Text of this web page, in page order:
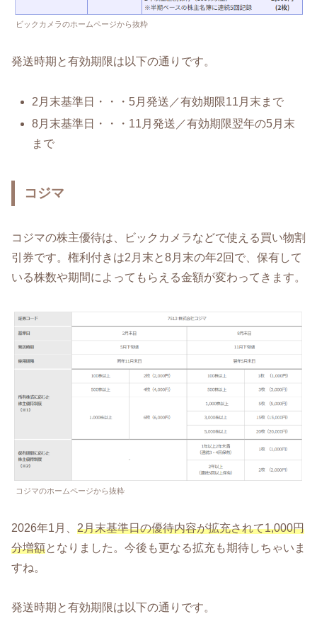
ビックカメラのホームページから抜粋
発送時期と有効期限は以下の通りです。
2月末基準日・・・5月発送／有効期限11月末まで
8月末基準日・・・11月発送／有効期限翌年の5月末
まで
コジマ
コジマの株主優待は、ビックカメラなどで使える買い物割
引券です。権利付きは2月末と8月末の年2回で、保有して
いる株数や期間によってもらえる金額が変わってきます。
コジマのホームページから抜粋
2026年1月、 2月末基準日の優待内容が拡充されて1,000円
分増額となりました。今後も更なる拡充も期待しちゃいま
すね。
発送時期と有効期限は以下の通りです。